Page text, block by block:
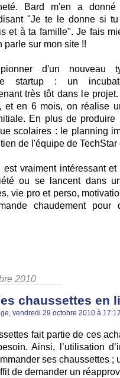
Bard m'en a donné
"Je te le donne si
et à ta famille". Je fais
parle sur mon site !!
d'un nouveau
startup : un
très tôt dans le
et en 6 mois, on réalise
En plus de
scolaires : le planning
de l'équipe de
est vraiment intéressant
ou se lancent dans
vie pro et perso,
chaudement pour
2010
chaussettes en
vendredi 29 octobre 2010 à
fait partie de ces
Ainsi, l’utilisation
ses chaussettes ;
de demander un